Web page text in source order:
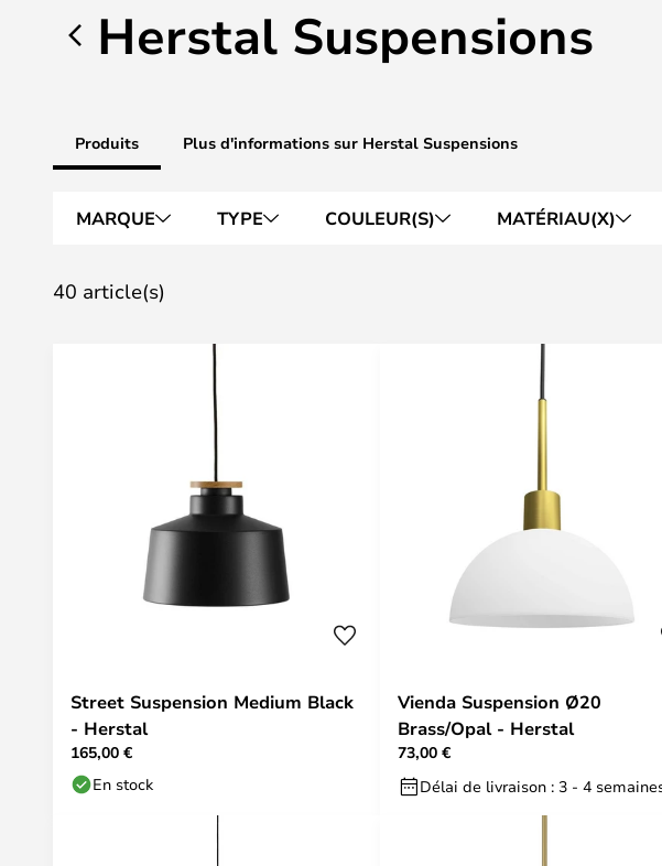
Herstal Suspensions
Produits Plus d'informations sur Herstal Suspensions
MARQUE TYPE COULEUR(S) MATÉRIAU(X)
40 article(s)
Street Suspension Medium Black
- Herstal
165,00 €
En stock
Vienda Suspension Ø20
Brass/Opal - Herstal
73,00 €
Délai de livraison : 3 - 4